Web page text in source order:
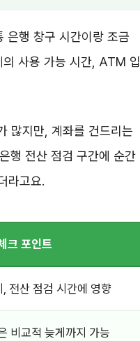
은행 창구 시간이랑 조금
의 사용 가능 시간, ATM 입
많지만, 계좌를 건드리는
행 전산 점검 구간에 순간
라고요.
크 포인트
전산 점검 시간에 영향
비교적 늦게까지 가능